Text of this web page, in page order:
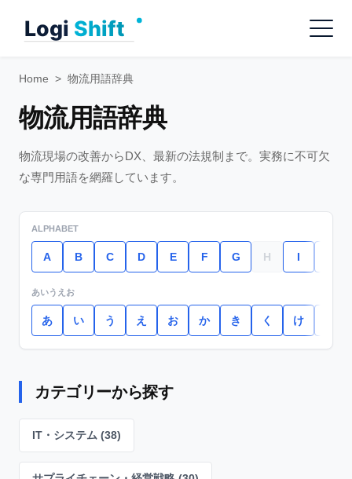
Menu
Home > 物流用語辞典
物流用語辞典
物流現場の改善からDX、最新の法規制まで。実務に不可欠
な専門用語を網羅しています。
ALPHABET
A B C D E F G H I
あいうえお
あ い う え お か き く け
カテゴリーから探す
IT・システム (38)